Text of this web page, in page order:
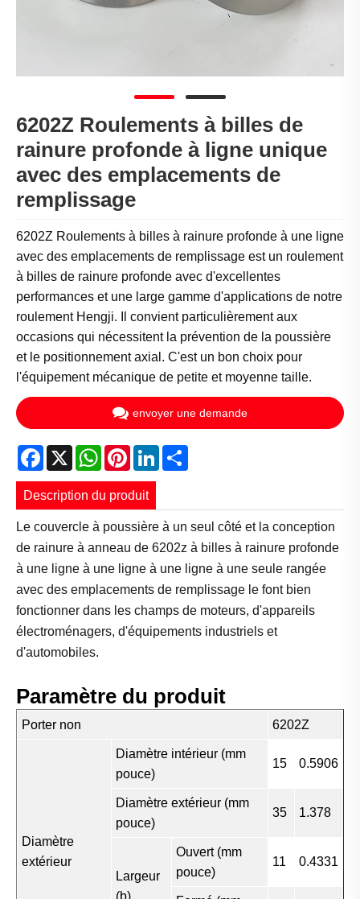
6202Z Roulements à billes de
rainure profonde à ligne unique
avec des emplacements de
remplissage
6202Z Roulements à billes à rainure profonde à une ligne
avec des emplacements de remplissage est un roulement
à billes de rainure profonde avec d'excellentes
performances et une large gamme d'applications de notre
roulement Hengji. Il convient particulièrement aux
occasions qui nécessitent la prévention de la poussière
et le positionnement axial. C'est un bon choix pour
l'équipement mécanique de petite et moyenne taille.
envoyer une demande
Facebook
X WhatsApp
PinterestLinkedIn
Description du produit
Le couvercle à poussière à un seul côté et la conception
de rainure à anneau de 6202z à billes à rainure profonde
à une ligne à une ligne à une ligne à une seule rangée
avec des emplacements de remplissage le font bien
fonctionner dans les champs de moteurs, d'appareils
électroménagers, d'équipements industriels et
d'automobiles.
Paramètre du produit
Porter non 6202Z
Diamètre
extérieur
Diamètre intérieur (mm
pouce)
15 0.5906
Diamètre extérieur (mm
pouce)
35 1.378
Largeur
(b)
Ouvert (mm
pouce)
11 0.4331